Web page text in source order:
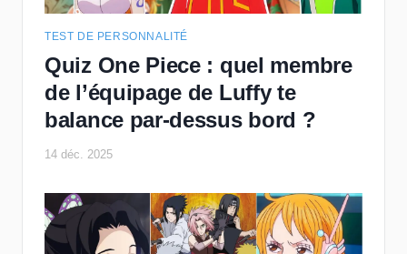
TEST DE PERSONNALITÉ
Quiz One Piece : quel membre
de l’équipage de Luffy te
balance par-dessus bord ?
14 déc. 2025